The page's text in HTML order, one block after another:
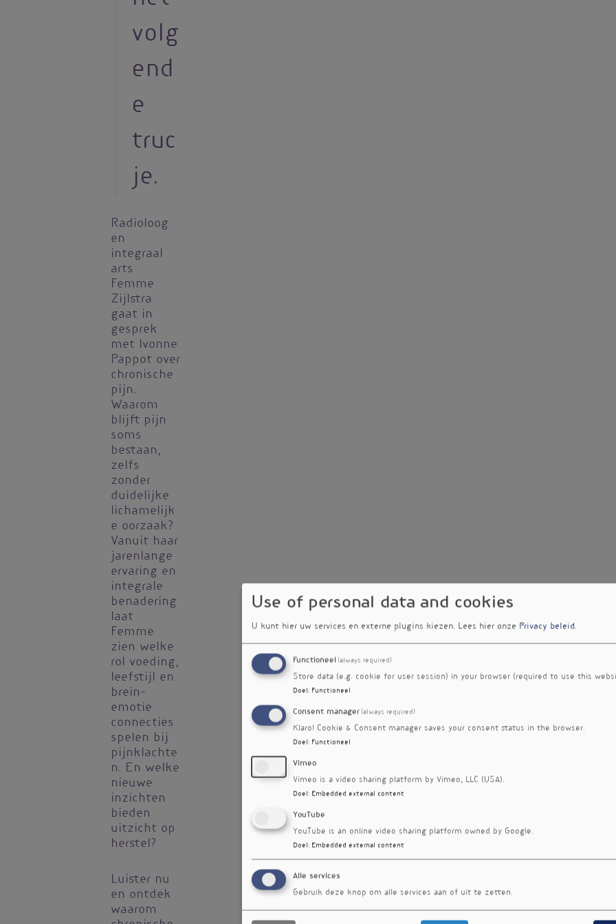
volg
end
e
truc
je.
Radioloog
en
integraal
arts
Femme
Zijlstra
gaat in
gesprek
met Ivonne
Pappot over
chronische
pijn.
Waarom
blijft pijn
soms
bestaan,
zelfs
zonder
duidelijke
lichamelijk
e oorzaak?
Vanuit haar
jarenlange
ervaring en
integrale
benadering
laat
Femme
zien welke
rol voeding,
leefstijl en
brein-
emotie
connecties
spelen bij
pijnklachte
n. En welke
nieuwe
inzichten
bieden
uitzicht op
herstel?
Luister nu
en ontdek
waarom
Use of personal data and cookies
U kunt hier uw services en externe plugins kiezen. Lees hier onze Privacy beleid.
Functioneel (always required)
Store data (e.g. cookie for user session) in your browser (required to use this
Doel : Functioneel
Consent manager (always required)
Klaro! Cookie & Consent manager saves your consent status in the browser.
Doel : Functioneel
Vimeo
Vimeo is a video sharing platform by Vimeo, LLC (USA).
Doel : Embedded external content
YouTube
YouTube is an online video sharing platform owned by Google.
Doel : Embedded external content
Alle services
Gebruik deze knop om alle services aan of uit te zetten.